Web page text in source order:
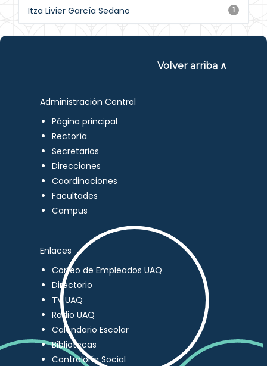
1
Itza Livier García Sedano
Volver arriba ∧
Administración Central
Página principal
Rectoría
Secretarios
Direcciones
Coordinaciones
Facultades
Campus
Enlaces
Correo de Empleados UAQ
Directorio
TV UAQ
Radio UAQ
Calendario Escolar
Bibliotecas
Contraloría Social